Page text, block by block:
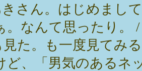
さん。はじめまし
。なんて思ったり。
見た。も一度見てみ
ど、「男気のあるネ